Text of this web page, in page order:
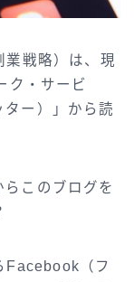
業戦略）は、現
ク・サービ
ー）」から読
このブログを
Facebook（フ